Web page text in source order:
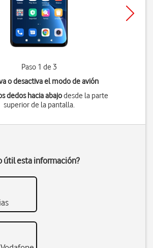
Paso 1 de 3
o desactiva el modo de avión
dedos hacia abajodesde la parte
superior de la pantalla.
útil esta información?